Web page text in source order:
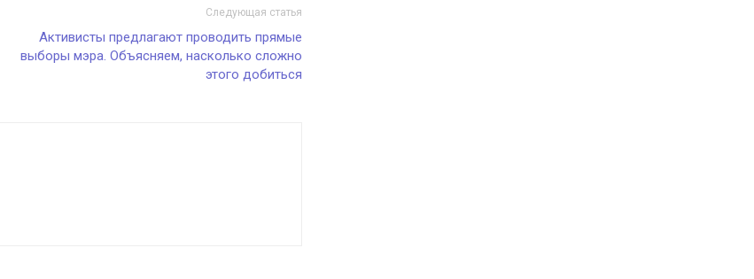
Следующая статья
Активисты предлагают проводить прямые
выборы мэра. Объясняем, насколько сложно
этого добиться